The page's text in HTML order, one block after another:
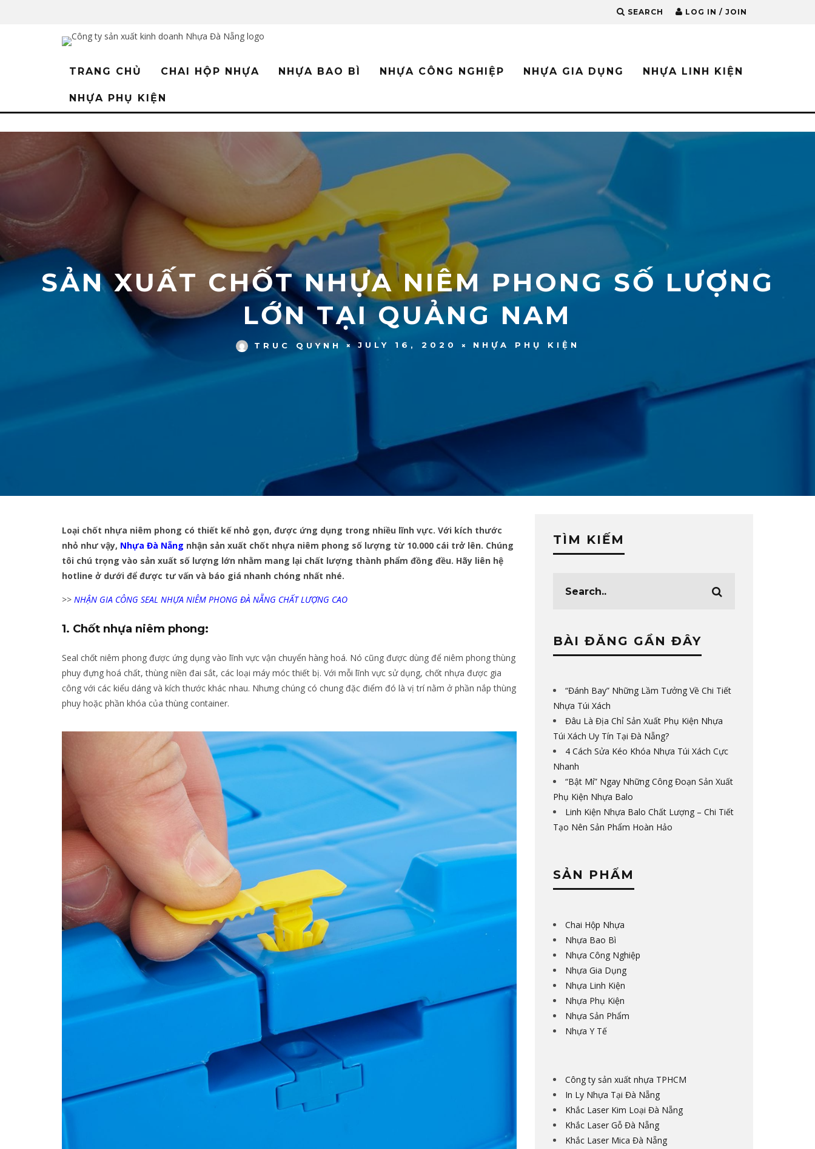
SEARCH LOG IN / JOIN
TRANG CHỦ CHAI HỘP NHỰA NHỰA BAO BÌ NHỰA CÔNG NGHIỆP NHỰA GIA DỤNG NHỰA LINH KIỆN
NHỰA PHỤ KIỆN
SẢN XUẤT CHỐT NHỰA NIÊM PHONG SỐ LƯỢNG
LỚN TẠI QUẢNG NAM
TRUC QUYNH JULY 16, 2020 NHỰA PHỤ KIỆN
Loại chốt nhựa niêm phong có thiết kế nhỏ gọn, được ứng dụng trong nhiều lĩnh vực. Với kích thước
nhỏ như vậy, Nhựa Đà Nẵng nhận sản xuất chốt nhựa niêm phong số lượng từ 10.000 cái trở lên. Chúng
tôi chú trọng vào sản xuất số lượng lớn nhằm mang lại chất lượng thành phẩm đồng đều. Hãy liên hệ
hotline ở dưới để được tư vấn và báo giá nhanh chóng nhất nhé.
>> NHẬN GIA CÔNG SEAL NHỰA NIÊM PHONG ĐÀ NẴNG CHẤT LƯỢNG CAO
1. Chốt nhựa niêm phong:
Seal chốt niêm phong được ứng dụng vào lĩnh vực vận chuyển hàng hoá. Nó cũng được dùng để niêm phong thùng
phuy đựng hoá chất, thùng niền đai sắt, các loại máy móc thiết bị. Với mỗi lĩnh vực sử dụng, chốt nhựa được gia
công với các kiểu dáng và kích thước khác nhau. Nhưng chúng có chung đặc điểm đó là vị trí nằm ở phần nắp thùng
phuy hoặc phần khóa của thùng container.
TÌM KIẾM
BÀI ĐĂNG GẦN ĐÂY
“Đánh Bay” Những Lầm Tưởng Về Chi Tiết
Nhựa Túi Xách
Đâu Là Địa Chỉ Sản Xuất Phụ Kiện Nhựa
Túi Xách Uy Tín Tại Đà Nẵng?
4 Cách Sửa Kéo Khóa Nhựa Túi Xách Cực
Nhanh
“Bật Mí” Ngay Những Công Đoạn Sản Xuất
Phụ Kiện Nhựa Balo
Linh Kiện Nhựa Balo Chất Lượng – Chi Tiết
Tạo Nên Sản Phẩm Hoàn Hảo
SẢN PHẨM
Chai Hộp Nhựa
Nhựa Bao Bì
Nhựa Công Nghiệp
Nhựa Gia Dụng
Nhựa Linh Kiện
Nhựa Phụ Kiện
Nhựa Sản Phẩm
Nhựa Y Tế
Công ty sản xuất nhựa TPHCM
In Ly Nhựa Tại Đà Nẵng
Khắc Laser Kim Loại Đà Nẵng
Khắc Laser Gỗ Đà Nẵng
Khắc Laser Mica Đà Nẵng